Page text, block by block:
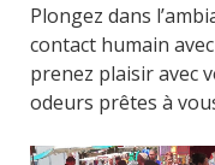
Plongez dans
contact humain
prenez plaisir avec
odeurs prêtes à